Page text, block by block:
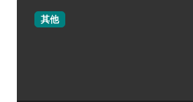
其他